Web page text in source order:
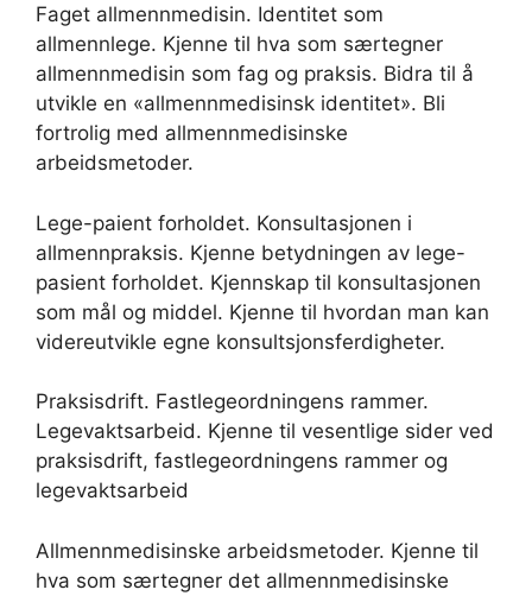
Faget allmennmedisin. Identitet som
allmennlege. Kjenne til hva som særtegner
allmennmedisin som fag og praksis. Bidra til å
utvikle en «allmennmedisinsk identitet». Bli
fortrolig med allmennmedisinske
arbeidsmetoder.
Lege-paient forholdet. Konsultasjonen i
allmennpraksis. Kjenne betydningen av lege-
pasient forholdet. Kjennskap til konsultasjonen
som mål og middel. Kjenne til hvordan man kan
videreutvikle egne konsultsjonsferdigheter.
Praksisdrift. Fastlegeordningens rammer.
Legevaktsarbeid. Kjenne til vesentlige sider ved
praksisdrift, fastlegeordningens rammer og
legevaktsarbeid
Allmennmedisinske arbeidsmetoder. Kjenne til
hva som særtegner det allmennmedisinske